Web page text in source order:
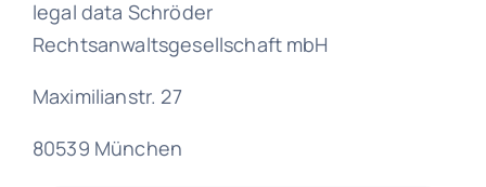
legal data Schröder
Rechtsanwaltsgesellschaft mbH
Maximilianstr. 27
80539 München